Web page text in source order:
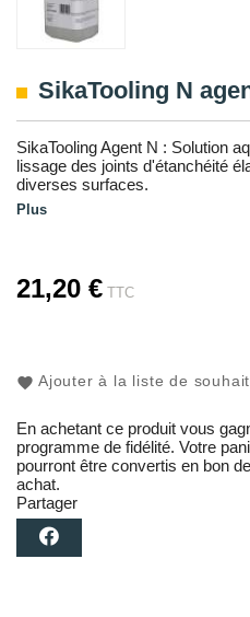
SikaTooling N
SikaTooling Agent N : Solution
lissage des joints d'étanchéité
diverses surfaces.
Plus
21,20 € TTC
Ajouter à la liste de
En achetant ce produit vous
programme de fidélité. Votre
pourront être convertis en bon
achat.
Partager